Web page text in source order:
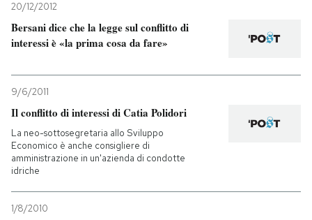
AREA PERSONALE
Entra
20/12/2012
Bersani dice che la legge sul conflitto di
interessi è «la prima cosa da fare»
9/6/2011
Il conflitto di interessi di Catia Polidori
La neo-sottosegretaria allo Sviluppo
Economico è anche consigliere di
amministrazione in un'azienda di condotte
idriche
1/8/2010